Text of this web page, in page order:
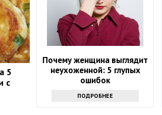
5
с
Почему женщина выглядит
неухоженной: 5 глупых
ошибок
ПОДРОБНЕЕ